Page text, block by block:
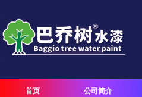
首页 公司简介